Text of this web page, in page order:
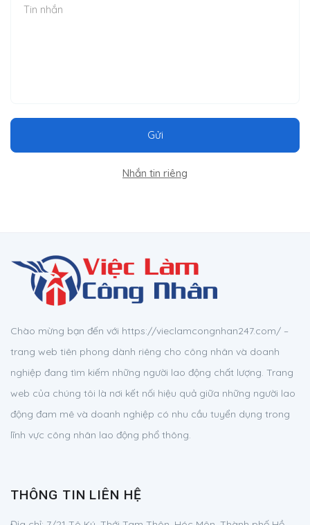
Gửi
Nhắn tin riêng
Chào mừng bạn đến với https://vieclamcongnhan247.com/ –
trang web tiên phong dành riêng cho công nhân và doanh
nghiệp đang tìm kiếm những người lao động chất lượng. Trang
web của chúng tôi là nơi kết nối hiệu quả giữa những người lao
động đam mê và doanh nghiệp có nhu cầu tuyển dụng trong
lĩnh vực công nhân lao động phổ thông.
THÔNG TIN LIÊN HỆ